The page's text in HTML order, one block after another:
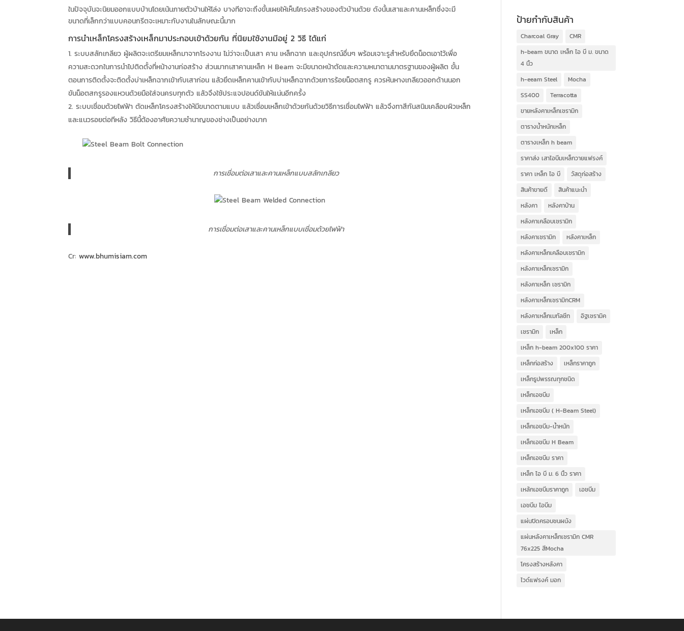
ในปัจจุบันจะนิยมออกแบบบ้านโดยเน้นภายตัวบ้านให้โล่ง บางทีอาจะถึงขั้นเผยให้เห็นโครงสร้างของตัวบ้านด้วย ดังนั้นเสาและคานเหล็กซึ่งจะมี
ขนาดที่เล็กกว่าแบบคอนกรีตจะเหมาะกับงานในลักษณะนี้มาก
การนำเหล็กโครงสร้างเหล็กมาประกอบเข้าด้วยกัน ที่นิยมใช้งานมีอยู่ 2 วิธี ได้แก่
ระบบสลักเกลียว ผู้ผลิตจะเตรียมเหล็กมาจากโรงงาน ไม่ว่าจะเป็นเสา คาน เหล็กฉาก และอุปกรณ์อื่นๆ พร้อมเจาะรูสำหรับยึดน็อตเอาไว้เพื่อ
ความสะดวกในการนำไปติดตั้งที่หน้างานก่อสร้าง ส่วนมากเสาคานเหล็ก H Beam จะมีขนาดหน้าตัดและความหนาตามมาตรฐานของผู้ผลิต ขั้น
ตอนการติดตั้งจะติดตั้งบ่าเหล็กฉากเข้ากับเสาก่อน แล้วยึดเหล็กคานเข้ากับบ่าเหล็กฉากด้วยการร้อยน็อตสกรู ควรหันหางเกลียวออกด้านนอก
ขันน็อตสกรูรองแหวนด้วยมือใส่จนครบทุกตัว แล้วจึงใช้ประแจปอนด์ขันให้แน่นอีกครั้ง
ระบบเชื่อมด้วยไฟฟ้า ตัดเหล็กโครงสร้างให้มีขนาดตามแบบ แล้วเชื่อมเหล็กเข้าด้วยกันด้วยวิธีการเชื่อมไฟฟ้า แล้วจึงทาสีกันสนิมเคลือบผิวเหล็ก
และแนวรอยต่อทีหลัง วิธีนี้ต้องอาศัยความชำนาญของช่างเป็นอย่างมาก
การเชื่อมต่อเสาและคานเหล็กแบบสลักเกลียว
การเชื่อมต่อเสาและคานเหล็กแบบเชื่อมด้วยไฟฟ้า
Cr:www.bhumisiam.com
ป้ายกำกับสินค้า
Charcoal Gray
CMR
h-beam ขนาด เหล็ก ไอ บี ม. ขนาด
4 นิ้ว
h-eeam Steel
Mocha
SS400
Terracotta
ขายหลังคาเหล็กเซรามิก
ตารางน้ำหนักเหล็ก
ตารางเหล็ก h beam
ราคาส่ง เสาไอบีมเหล็กวายแฟรงค์
ราคา เหล็ก ไอ บี
วัสดุก่อสร้าง
สินค้าขายดี
สินค้าแนะนำ
หลังคา
หลังคาบ้าน
หลังคาเคลือบเซรามิก
หลังคาเซรามิก
หลังคาเหล็ก
หลังคาเหล็กเคลือบเซรามิก
หลังคาเหล็กเซรามิก
หลังคาเหล็ก เซรามิก
หลังคาเหล็กเซรามิกCRM
หลังคาเหล็กเมทัลชีท
อิฐเซรามิค
เซรามิก
เหล็ก
เหล็ก h-beam 200x100 ราคา
เหล็กก่อสร้าง
เหล็กราคาถูก
เหล็กรูปพรรณทุกชนิด
เหล็กเอชบีม
เหล็กเอชบีม ( H-Beam Steel)
เหล็กเอชบีม-น้ำหนัก
เหล็กเอชบีม H Beam
เหล็กเอชบีม ราคา
เหล็ก ไอ บี ม. 6 นิ้ว ราคา
เหล้กเอชบีมราคาถูก
เอชบีม
เอชบีม ไอบีม
แผ่นปิดครอบชนผนัง
แผ่นหลังคาเหล็กเซรามิก CMR
76x225 สีMocha
โครงสร้างหลังคา
ไวด์แฟรงค์ มอก